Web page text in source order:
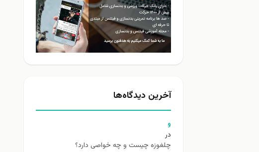
آخرین دیدگاه‌ها
و
در
چلغوزه چیست و چه خواصی دارد؟